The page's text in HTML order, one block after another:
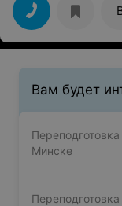
Вам будет
Минске